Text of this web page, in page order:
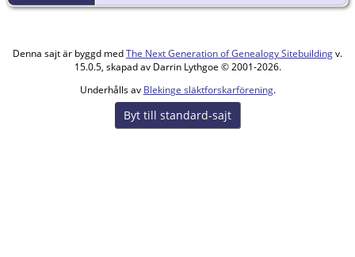
Denna sajt är byggd medThe Next Generation of Genealogy Sitebuildingv.
15.0.5, skapad av Darrin Lythgoe © 2001-2026.
Underhålls av Blekinge släktforskarförening.
Byt till standard-sajt